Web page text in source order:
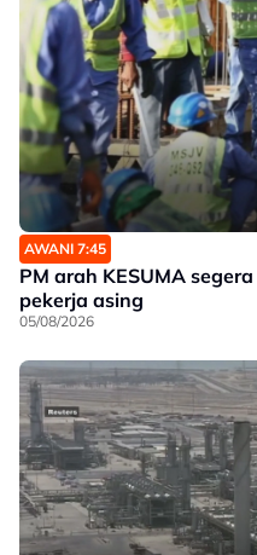
AWANI 7:45
PM arah KESUMA
pekerja asing
05/08/2026